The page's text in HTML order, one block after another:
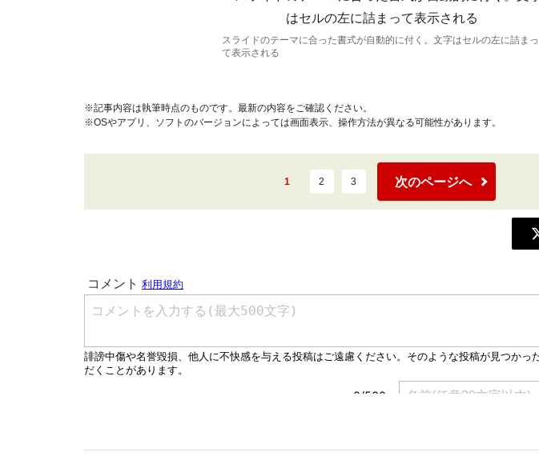
スライドのテーマに合った書式が自動的に付く。文字はセルの左に詰まっ
て表示される
※記事内容は執筆時点のものです。最新の内容をご確認ください。
※OSやアプリ、ソフトのバージョンによっては画面表示、操作方法が異なる可能性があります。
1 2 3 次のページへ